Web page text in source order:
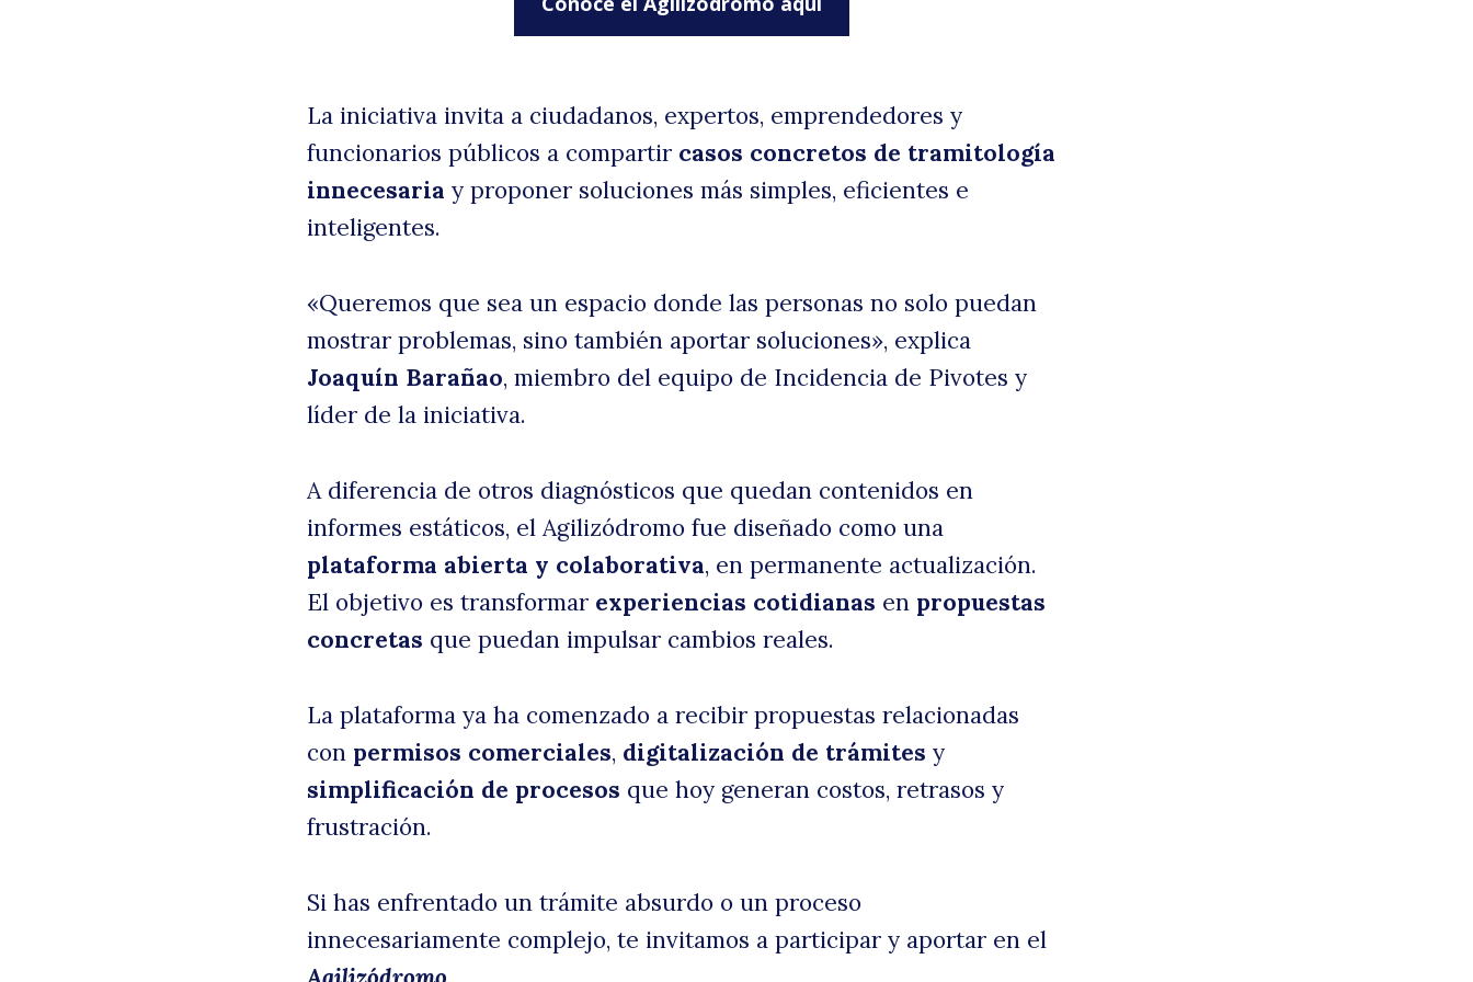
La iniciativa invita a ciudadanos, expertos, emprendedores y
funcionarios públicos a compartir casos concretos de tramitología
innecesaria y proponer soluciones más simples, eficientes e
inteligentes.
«Queremos que sea un espacio donde las personas no solo puedan
mostrar problemas, sino también aportar soluciones», explica
Joaquín Barañao, miembro del equipo de Incidencia de Pivotes y
líder de la iniciativa.
A diferencia de otros diagnósticos que quedan contenidos en
informes estáticos, el Agilizódromo fue diseñado como una
plataforma abierta y colaborativa, en permanente actualización.
El objetivo es transformar experiencias cotidianas en propuestas
concretas que puedan impulsar cambios reales.
La plataforma ya ha comenzado a recibir propuestas relacionadas
con permisos comerciales, digitalización de trámites y
simplificación de procesos que hoy generan costos, retrasos y
frustración.
Si has enfrentado un trámite absurdo o un proceso
innecesariamente complejo, te invitamos a participar y aportar en el